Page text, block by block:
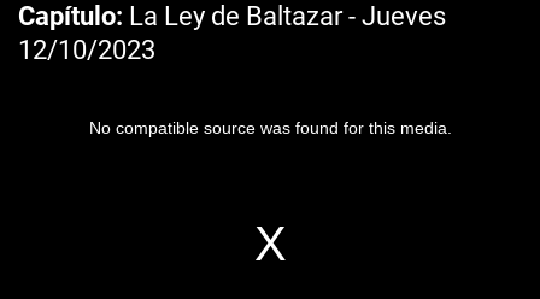
Capítulo La Ley de Baltazar - Jueves
12/10/2023
No compatible source was found for this media.